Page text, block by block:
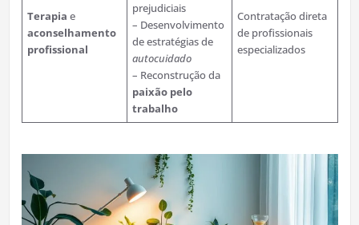
Terapia e
aconselhamento
profissional
prejudiciais
– Desenvolvimento
de estratégias de
autocuidado
– Reconstrução da
paixão pelo
trabalho
Contratação direta
de profissionais
especializados